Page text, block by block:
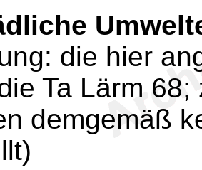
die hier
Ta Lärm
demgemäß